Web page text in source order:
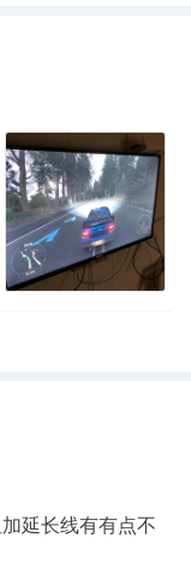
延长线有有点不